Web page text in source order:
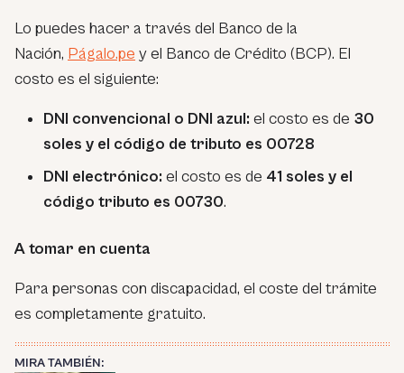
Lo puedes hacer a través del Banco de la
Nación, Págalo.pe y el Banco de Crédito (BCP). El
costo es el siguiente:
DNI convencional o DNI azul: el costo es de 30
soles y el código de tributo es 00728
DNI electrónico: el costo es de 41 soles y el
código tributo es 00730.
A tomar en cuenta
Para personas con discapacidad, el coste del trámite
es completamente gratuito.
MIRA TAMBIÉN: